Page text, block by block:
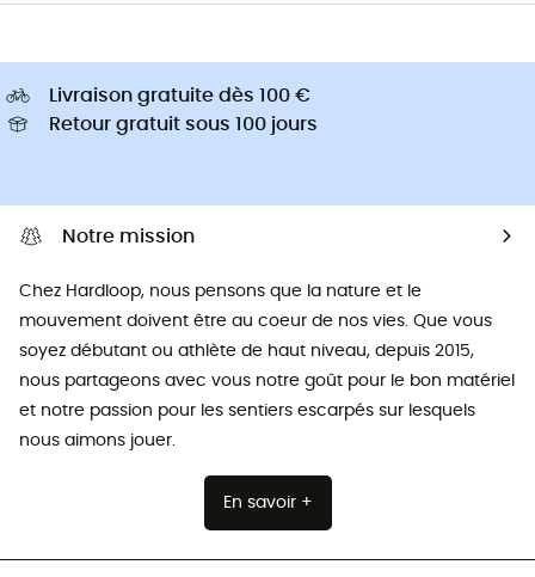
Livraison gratuite dès 100 €
Retour gratuit sous 100 jours
Notre mission
Chez Hardloop, nous pensons que la nature et le
mouvement doivent être au coeur de nos vies. Que vous
soyez débutant ou athlète de haut niveau, depuis 2015,
nous partageons avec vous notre goût pour le bon matériel
et notre passion pour les sentiers escarpés sur lesquels
nous aimons jouer.
En savoir +